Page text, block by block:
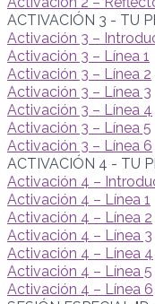
ACTIVACIÓN 3 - TU
Activación 3 –
Activación 3 – Línea 1
Activación 3 – Línea 2
Activación 3 – Línea 3
Activación 3 – Línea 4
Activación 3 – Línea 5
Activación 3 – Línea 6
ACTIVACIÓN 4 - TU
Activación 4 –
Activación 4 – Línea 1
Activación 4 – Línea 2
Activación 4 – Línea 3
Activación 4 – Línea 4
Activación 4 – Línea 5
Activación 4 – Línea 6